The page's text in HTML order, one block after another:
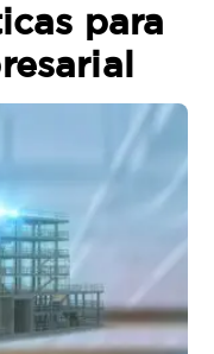
para